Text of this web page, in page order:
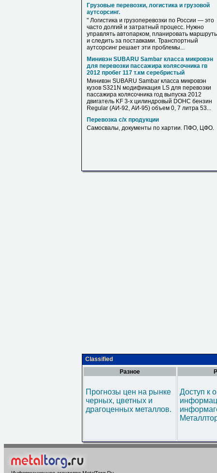
Грузовые перевозки, логистика и грузовой
аутсорсинг.
" Логистика и грузоперевозки по России — это
часто долгий и затратный процесс. Нужно
управлять автопарком, планировать
и следить за поставками. Транспортный
аутсорсинг решает эти проблемы...
Минивэн SUBARU Sambar класса микровэн
для перевозки пассажира колясочника гв
2012 пробег 117 т.км серебристый
Минивэн SUBARU Sambar класса микровэн
кузов S321N модификация LS для перевозки
пассажира колясочника год выпуска 2012
двигатель KF 3-х цилиндровый DOHC бензин
Regular (АИ-92, АИ-95) объем 0, 7 литра 53...
Перевозка с/х продукции
Самосвалы, документы по хартии. ПФО, ЦФО.
Classified
Разное
Прогнозы цен на рынке
черных, цветных и
драгоценных металлов.
Доступ к